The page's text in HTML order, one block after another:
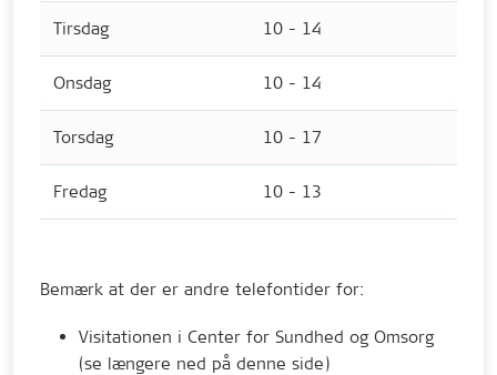
Tirsdag 10 - 14
Onsdag 10 - 14
Torsdag 10 - 17
Fredag 10 - 13
Bemærk at der er andre telefontider for:
Visitationen i Center for Sundhed og Omsorg
(se længere ned på denne side)